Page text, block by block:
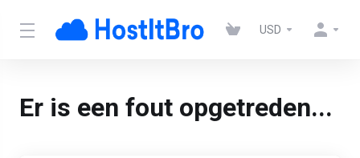
USD
Er is een fout opgetreden...